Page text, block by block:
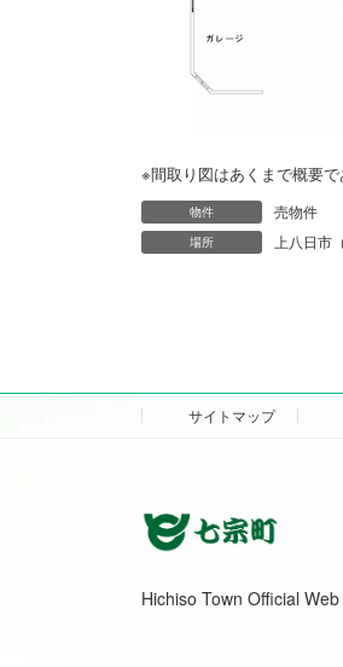
※間取り図はあくまで概要で
物件 売物件
場所 上八日市
サイトマップ
Hichiso Town Official Web